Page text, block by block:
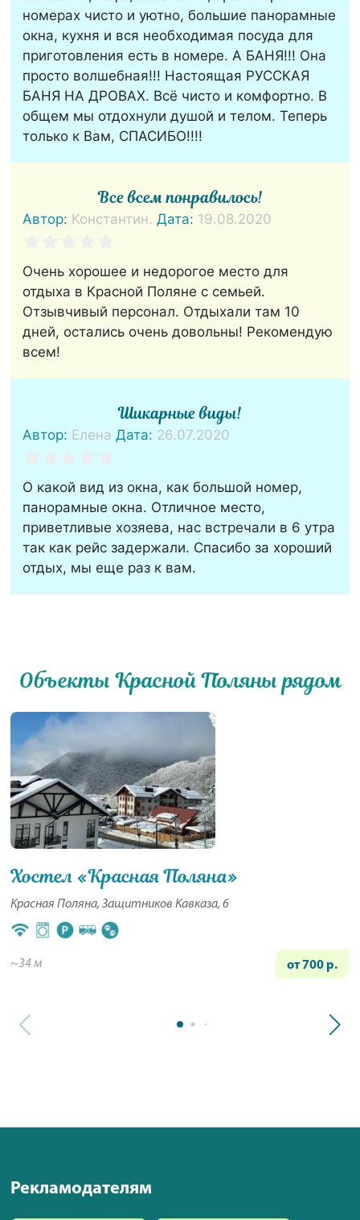
номерах чисто и уютно, большие панорамные
окна, кухня и вся необходимая посуда для
приготовления есть в номере. А БАНЯ!!! Она
просто волшебная!!! Настоящая РУССКАЯ
БАНЯ НА ДРОВАХ. Всё чисто и комфортно. В
общем мы отдохнули душой и телом. Теперь
только к Вам, СПАСИБО!!!!
Все всем понравилось!
Автор: Константин. Дата: 19.08.2020
Очень хорошее и недорогое место для
отдыха в Красной Поляне с семьей.
Отзывчивый персонал. Отдыхали там 10
дней, остались очень довольны! Рекомендую
всем!
Шикарные виды!
Автор: Елена Дата: 26.07.2020
О какой вид из окна, как большой номер,
панорамные окна. Отличное место,
приветливые хозяева, нас встречали в 6 утра
так как рейс задержали. Спасибо за хороший
отдых, мы еще раз к вам.
Объекты Красной Поляны рядом
Хостел «Красная Поляна»
Красная Поляна, Защитников Кавказа, 6
~34 м от 700 р.
Рекламодателям